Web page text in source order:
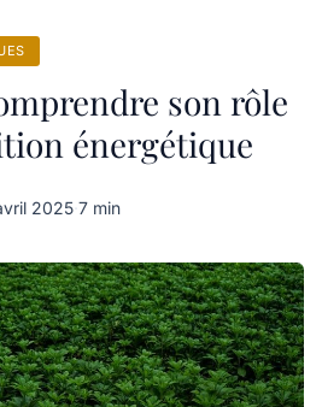
son rôle
énergétique
2025·7 min